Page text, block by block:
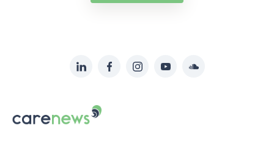
sur:
LinkedInFacebookInstagramYouTubeSoundcloud
Le